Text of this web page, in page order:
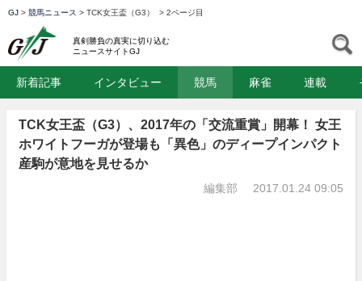
GJ > 競馬ニュース > TCK女王盃（G3） > 2ページ目
真剣勝負の真実に切り込む
ニュースサイトGJ
新着記事 インタビュー 競馬 麻雀 連載
TCK女王盃（G3）、2017年の「交流重賞」開幕！ 女王
ホワイトフーガが登場も「異色」のディープインパクト
産駒が意地を見せるか
編集部 2017.01.24 09:05